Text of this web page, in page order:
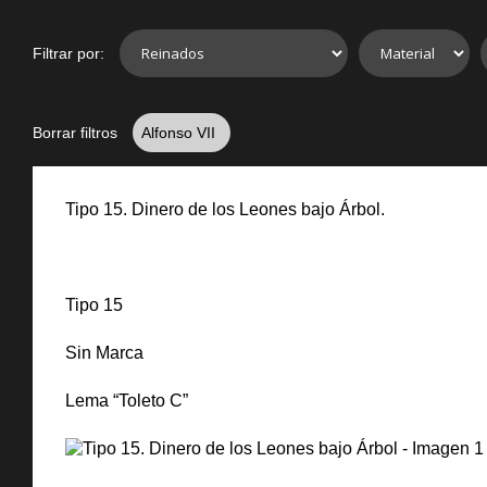
Filtrar por:
Borrar filtros Alfonso VII
Tipo 15. Dinero de los Leones bajo Árbol.
Tipo 15
Sin Marca
Lema “Toleto C”